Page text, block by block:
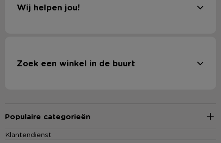
Wij helpen jou!
Zoek een winkel in de buurt
Populaire categorieën
Klantendienst